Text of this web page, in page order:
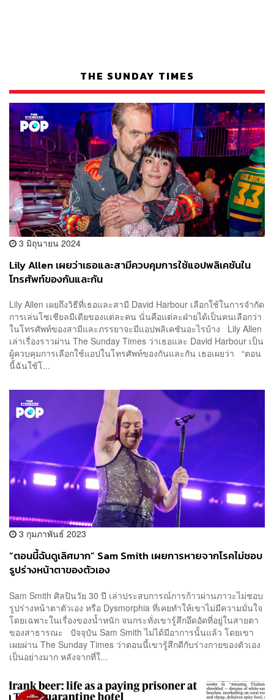
THE SUNDAY TIMES
3 มิถุนายน 2024
Lily Allen เผยว่าเธอและสามีควบคุมการใช้แอปพลิเคชันใน
โทรศัพท์ของกันและกัน
Lily Allen เผยถึงวิธีที่เธอและสามี David Harbour เลือกใช้ในการจำกัด
การเล่นโซเชียลมีเดียของแต่ละคน นั่นคือแต่ละฝ่ายได้เป็นคนเลือกว่า
ในโทรศัพท์ของสามีและภรรยาจะมีแอปพลิเคชันอะไรบ้าง Lily Allen
เล่าเรื่องราวผ่าน The Sunday Times ว่าเธอและ David Harbour เป็น
ผู้ควบคุมการเลือกใช้แอปในโทรศัพท์ของกันและกัน เธอเผยว่า “ตอน
นี้ฉันใช้โ...
3 กุมภาพันธ์ 2023
“ตอนนี้ฉันดูเลิศมาก” Sam Smith เผยการหายจากโรคไม่ชอบ
รูปร่างหน้าตาของตัวเอง
Sam Smith ศิลปินวัย 30 ปี เล่าประสบการณ์การก้าวผ่านภาวะไม่ชอบ
รูปร่างหน้าตาตัวเอง หรือ Dysmorphia ที่เคยทำให้เขาไม่มีความมั่นใจ
โดยเฉพาะในเรื่องของน้ำหนัก จนกระทั่งเขารู้สึกอึดอัดที่อยู่ในสายตา
ของสาธารณะ ปัจจุบัน Sam Smith ไม่ได้มีอาการนั้นแล้ว โดยเขา
เผยผ่าน The Sunday Times ว่าตอนนี้เขารู้สึกดีกับร่างกายของตัวเอง
เป็นอย่างมาก หลังจากที่ใ...